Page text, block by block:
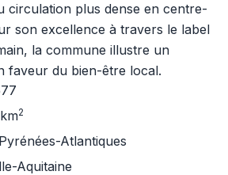
circulation plus dense en centre-
son excellence à travers le label
la commune illustre un
faveur du bien-être local.
2
Pyrénées-Atlantiques
Aquitaine